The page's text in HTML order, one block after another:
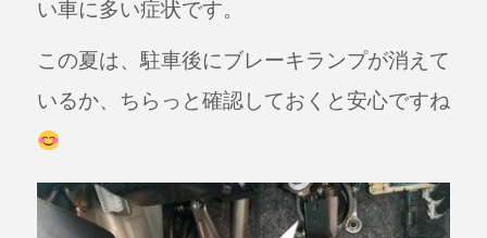
い車に多い症状です。
この夏は、駐車後にブレーキランプが消えて
いるか、ちらっと確認しておくと安心ですね